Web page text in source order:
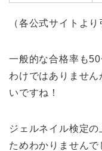
（各公式サイトより
一般的な合格率も
わけではありませ
いですね！
ジェルネイル検定
ためわかりません